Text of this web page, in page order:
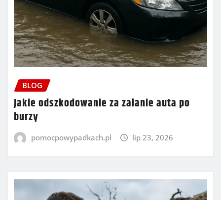
BLOG
Jakie odszkodowanie za zalanie auta po
burzy
pomocpowypadkach.pl lip 23, 2026